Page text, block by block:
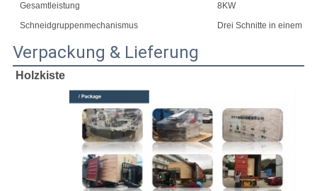
Gesamtleistung
8KW
Schneidgruppenmechanismus
Drei Schnitte in einem
Verpackung & Lieferung
Holzkiste